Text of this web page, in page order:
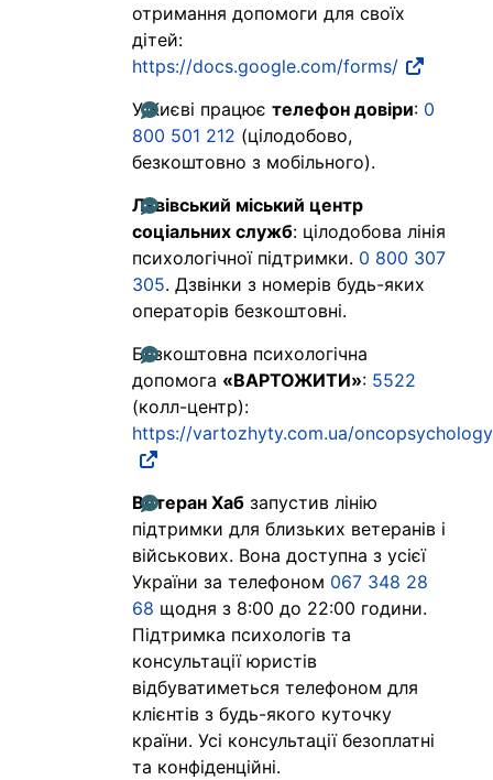
отримання допомоги для своїх
дітей:
https://docs.google.com/forms/
У Києві працює телефон довіри: 0
800 501 212 (цілодобово,
безкоштовно з мобільного).
Львівський міський центр
соціальних служб: цілодобова лінія
психологічної підтримки. 0 800 307
305. Дзвінки з номерів будь-яких
операторів безкоштовні.
Безкоштовна психологічна
допомога «ВАРТОЖИТИ»: 5522
(колл-центр):
https://vartozhyty.com.ua/
Ветеран Хаб запустив лінію
підтримки для близьких ветеранів і
військових. Вона доступна з усієї
України за телефоном 067 348 28
68 щодня з 8:00 до 22:00 години.
Підтримка психологів та
консультації юристів
відбуватиметься телефоном для
клієнтів з будь-якого куточку
країни. Усі консультації безоплатні
та конфіденційні.